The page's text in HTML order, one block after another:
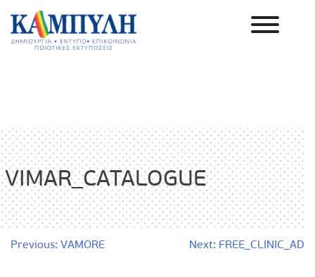
Skip
content
VIMAR_CATALOGUE
Πλοήγηση
Previous: VAMORE Next: FREE_CLINIC_AD